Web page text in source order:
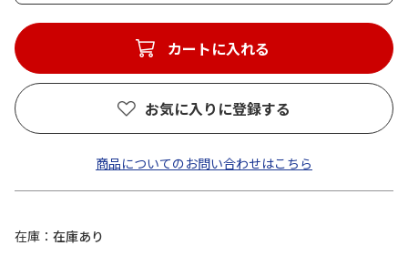
カートに入れる
お気に入りに登録する
商品についてのお問い合わせはこちら
在庫
在庫あり